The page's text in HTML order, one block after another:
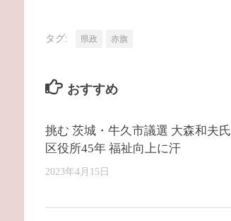
タグ: 県政 赤旗
おすすめ
挑む 茨城・牛久市議選 大森和夫氏
区役所45年 福祉向上に汗
2023年4月15日